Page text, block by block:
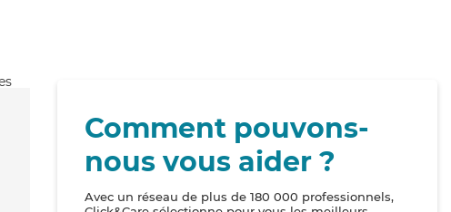
Comment pouvons-
nous vous aider ?
Avec un réseau de plus de 180 000 professionnels,